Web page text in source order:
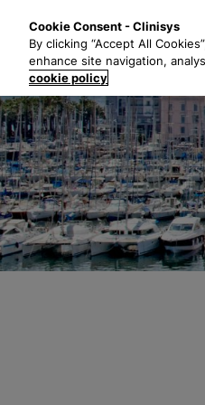
e
r
a
u
c
o
n
t
e
Cookie Consent - Clinisys
By clicking “Accept All
enhance site navigation,
cookie policy